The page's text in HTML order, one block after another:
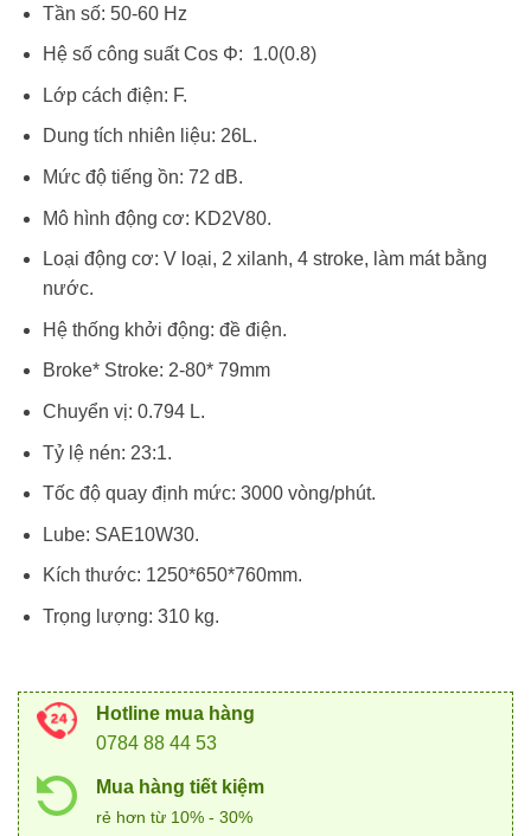
Tần số: 50-60 Hz
Hệ số công suất Cos Φ: 1.0(0.8)
Lớp cách điện: F.
Dung tích nhiên liệu: 26L.
Mức độ tiếng ồn: 72 dB.
Mô hình động cơ: KD2V80.
Loại động cơ: V loại, 2 xilanh, 4 stroke, làm mát bằng
nước.
Hệ thống khởi động: đề điện.
Broke* Stroke: 2-80* 79mm
Chuyển vị: 0.794 L.
Tỷ lệ nén: 23:1.
Tốc độ quay định mức: 3000 vòng/phút.
Lube: SAE10W30.
Kích thước: 1250*650*760mm.
Trọng lượng: 310 kg.
Hotline mua hàng
0784 88 44 53
Mua hàng tiết kiệm
rẻ hơn từ 10% - 30%